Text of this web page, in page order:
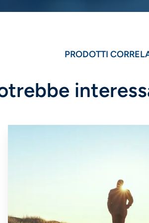
PRODOTTI